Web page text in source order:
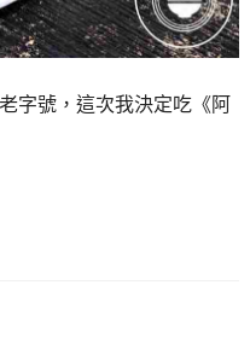
字號，這次我決定吃《阿